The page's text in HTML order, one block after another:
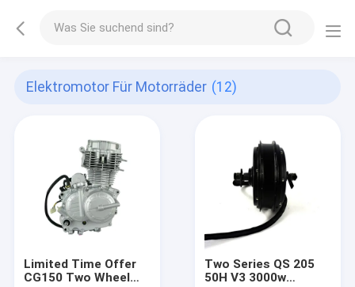
Elektromotor Für Motorräder (12)
Limited Time Offer
CG150 Two Wheel
Two Series QS 205
50H V3 3000w